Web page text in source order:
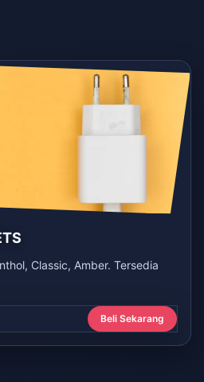
Classic, Amber. Tersedia
Beli Sekarang